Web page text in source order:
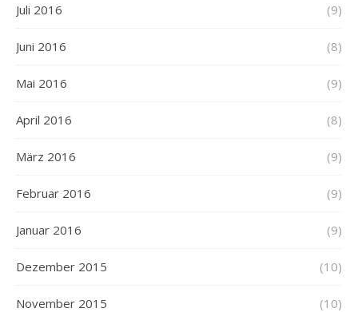
Juli 2016 (9)
Juni 2016 (8)
Mai 2016 (9)
April 2016 (8)
März 2016 (9)
Februar 2016 (9)
Januar 2016 (9)
Dezember 2015 (10)
November 2015 (10)